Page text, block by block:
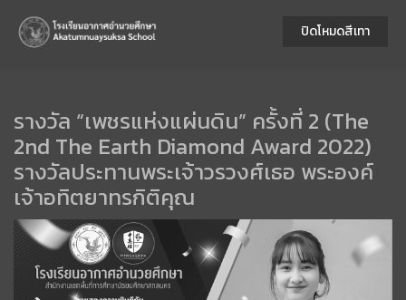
รางวัล “เพชรแห่งแผ่นดิน” ครั้งที่ 2 (The
2nd The Earth Diamond Award 2022)
รางวัลประทานพระเจ้าวรวงศ์เธอ พระองค์
เจ้าอทิตยาทรกิติคุณ
ปิดโหมดสีเทา